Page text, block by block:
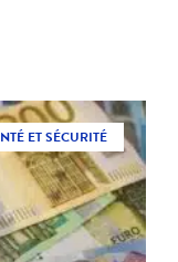
ET SÉCURITÉ